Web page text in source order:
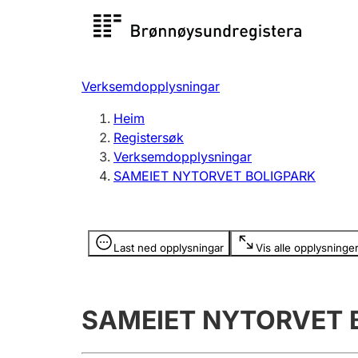
Registersøk
Registrere, endre, slette
Verksemdopplysningar
Heim
Registersøk
Verksemdopplysningar
SAMEIET NYTORVET BOLIGPARK
Last ned opplysningar Vis alle opplysninger
Opplysninger er skjult
SAMEIET NYTORVET